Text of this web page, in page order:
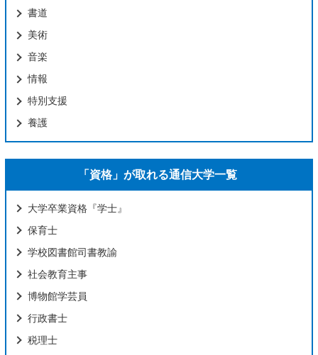
書道
美術
音楽
情報
特別支援
養護
「資格」が取れる通信大学一覧
大学卒業資格『学士』
保育士
学校図書館司書教諭
社会教育主事
博物館学芸員
行政書士
税理士